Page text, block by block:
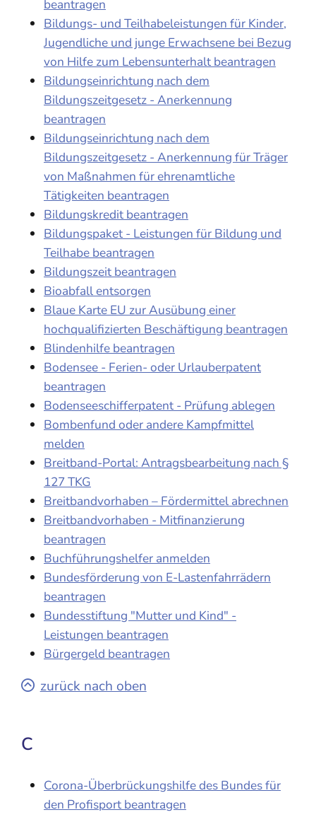
beantragen
Bildungs- und Teilhabeleistungen für Kinder,
Jugendliche und junge Erwachsene bei Bezug
von Hilfe zum Lebensunterhalt beantragen
Bildungseinrichtung nach dem
Bildungszeitgesetz - Anerkennung
beantragen
Bildungseinrichtung nach dem
Bildungszeitgesetz - Anerkennung für Träger
von Maßnahmen für ehrenamtliche
Tätigkeiten beantragen
Bildungskredit beantragen
Bildungspaket - Leistungen für Bildung und
Teilhabe beantragen
Bildungszeit beantragen
Bioabfall entsorgen
Blaue Karte EU zur Ausübung einer
hochqualifizierten Beschäftigung beantragen
Blindenhilfe beantragen
Bodensee - Ferien- oder Urlauberpatent
beantragen
Bodenseeschifferpatent - Prüfung ablegen
Bombenfund oder andere Kampfmittel
melden
Breitband-Portal: Antragsbearbeitung nach §
127 TKG
Breitbandvorhaben – Fördermittel abrechnen
Breitbandvorhaben - Mitfinanzierung
beantragen
Buchführungshelfer anmelden
Bundesförderung von E-Lastenfahrrädern
beantragen
Bundesstiftung "Mutter und Kind" -
Leistungen beantragen
Bürgergeld beantragen
zurück nach oben
C
Corona-Überbrückungshilfe des Bundes für
den Profisport beantragen